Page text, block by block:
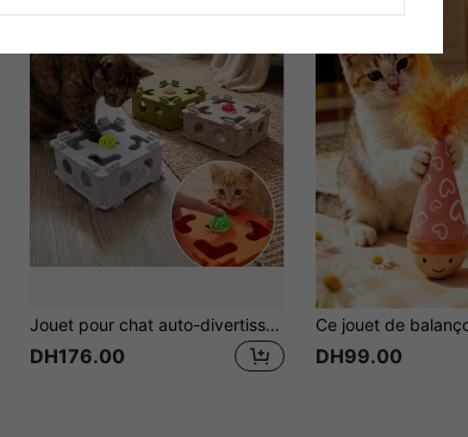
Jouet pour chat auto-divertissant anti-ennui, labyrinthe interactif en feutre avec trous et balle à clochette pour chatons et chats de compagnie
DH176.00 DH99.00